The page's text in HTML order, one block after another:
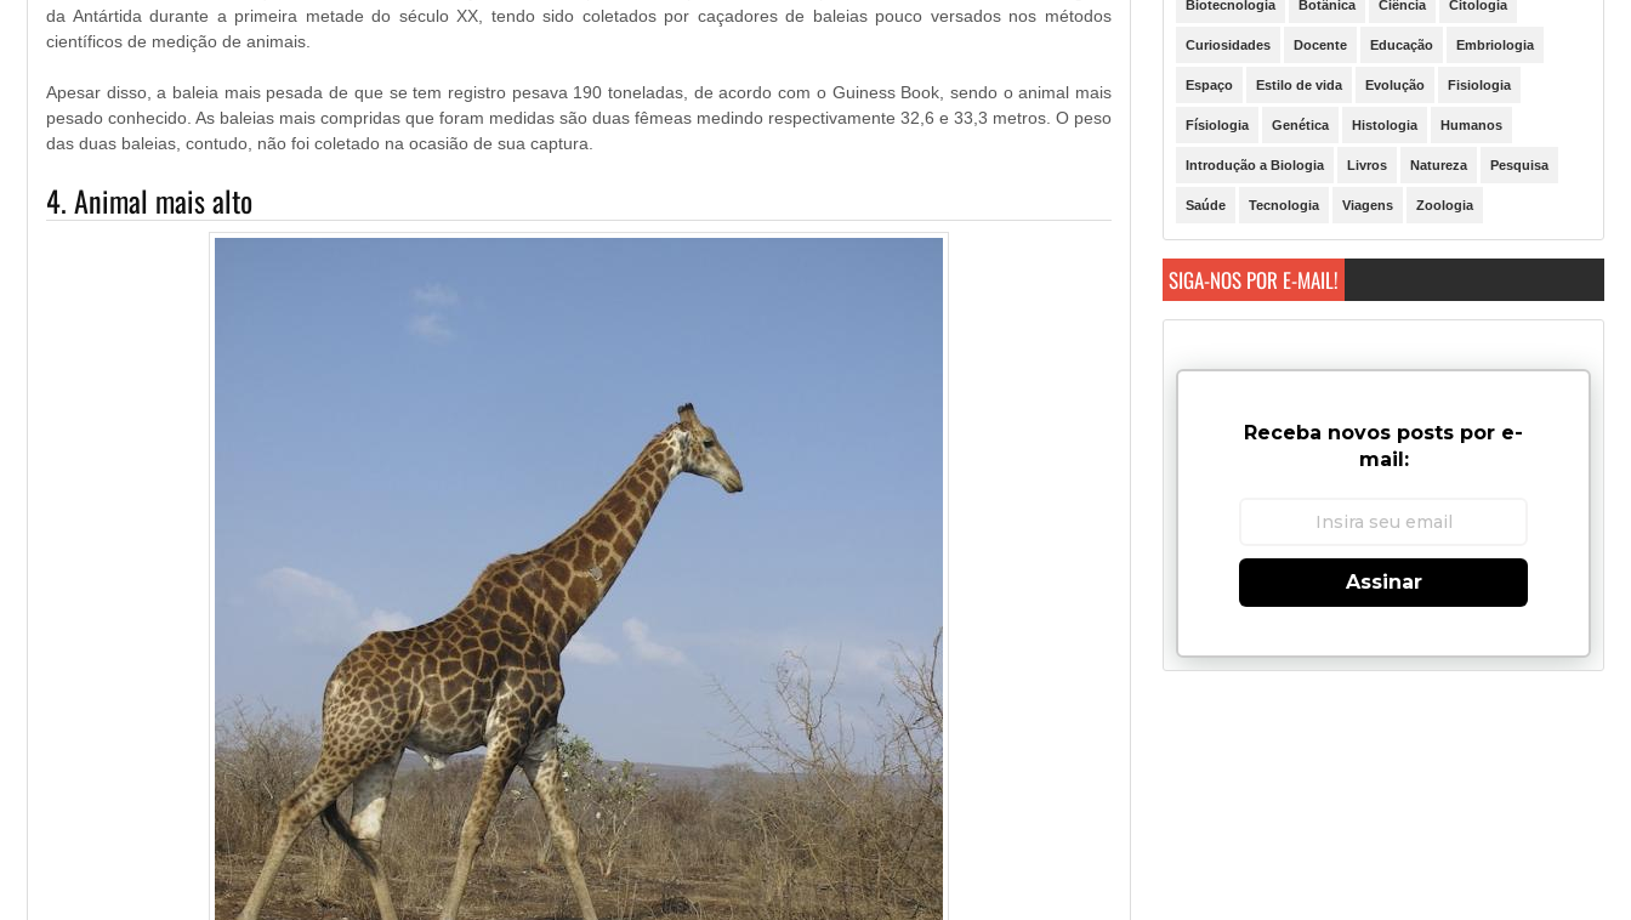
da Antártida durante a primeira metade do século XX, tendo sido coletados por caçadores de baleias pouco versados nos métodos
científicos de medição de animais.
Apesar disso, a baleia mais pesada de que se tem registro pesava 190 toneladas, de acordo com o Guiness Book, sendo o animal mais
pesado conhecido. As baleias mais compridas que foram medidas são duas fêmeas medindo respectivamente 32,6 e 33,3 metros. O peso
das duas baleias, contudo, não foi coletado na ocasião de sua captura.
4. Animal mais alto
Biotecnologia Botânica Ciência Citologia
Curiosidades Docente Educação Embriologia
Espaço Estilo de vida Evolução Fisiologia
Físiologia Genética Histologia Humanos
Introdução a Biologia Livros Natureza Pesquisa
Saúde Tecnologia Viagens Zoologia
SIGA-NOS POR E-MAIL!
Receba novos posts por e-
mail:
Assinar